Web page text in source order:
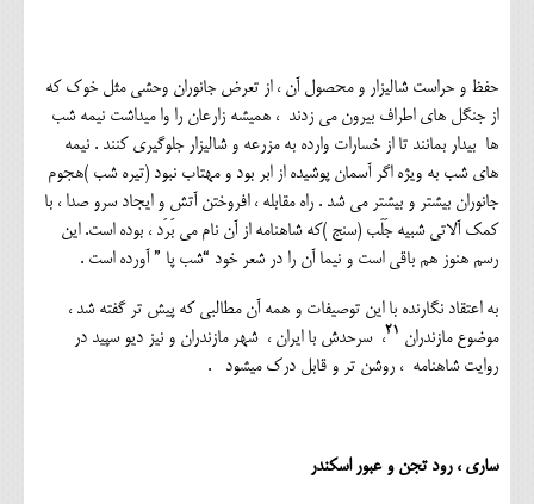
حفظ و حراست شالیزار و محصول آن ، از تعرض جانوران وحشی مثل خوک که
از جنگل های اطراف بیرون می زدند ، همیشه زارعان را وا میداشت نیمه شب
ها بیدار بمانند تا از خسارات وارده به مزرعه و شالیزار جلوگیری کنند . نیمه
های شب به ویژه اگر آسمان پوشیده از ابر بود و مهتاب نبود (تیره شب )هجوم
جانوران بیشتر و بیشتر می شد . راه مقابله ، افروختن آتش و ایجاد سرو صدا ، با
کمک آلاتی شبیه جَلَب (سنج )که شاهنامه از آن نام می بَرَد ، بوده است. این
رسم هنوز هم باقی است و نیما آن را در شعر خود “شب پا ” آورده است .
به اعتقاد نگارنده با این توصیفات و همه آن مطالبی که پیش تر گفته شد ،
موضوع مازندران ۲۱، سرحدش با ایران ، شهر مازندران و نیز دیو سپید در
روایت شاهنامه ، روشن تر و قابل درک میشود .
ساری ، رود تجن و عبور اسکندر